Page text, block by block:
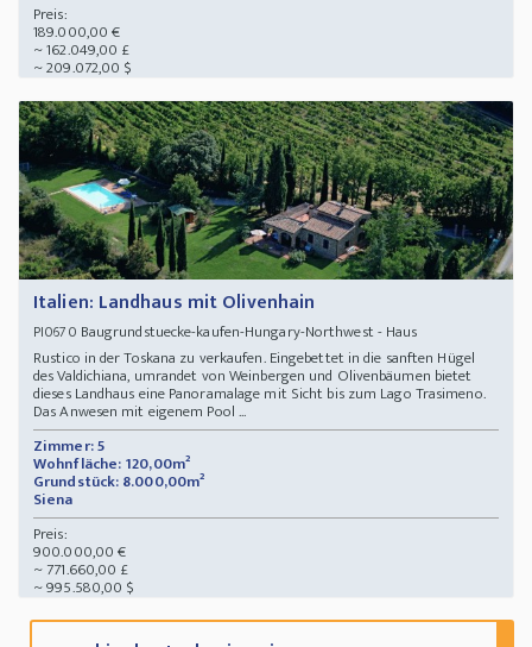
Preis:
189.000,00 €
~ 162.049,00 £
~ 209.072,00 $
Italien: Landhaus mit Olivenhain
PI0670 Baugrundstuecke-kaufen-Hungary-Northwest - Haus
Rustico in der Toskana zu verkaufen. Eingebettet in die sanften Hügel
des Valdichiana, umrandet von Weinbergen und Olivenbäumen bietet
dieses Landhaus eine Panoramalage mit Sicht bis zum Lago Trasimeno.
Das Anwesen mit eigenem Pool ...
Zimmer: 5
Wohnfläche: 120,00m²
Grundstück: 8.000,00m²
Siena
Preis:
900.000,00 €
~ 771.660,00 £
~ 995.580,00 $